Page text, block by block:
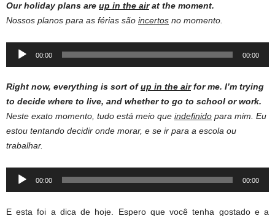
Our holiday plans are up in the airat the moment.
Nossos planos para as férias são incertos no momento.
Audio
00:00 00:00
Right now, everything is sort ofup in the airfor me. I’m trying
to decide where to live, and whether to go to school or work.
Neste exato momento, tudo está meio que indefinido para mim. Eu
estou tentando decidir onde morar, e se ir para a escola ou
trabalhar.
Audio
00:00 00:00
E esta foi a dica de hoje. Espero que você tenha gostado e a